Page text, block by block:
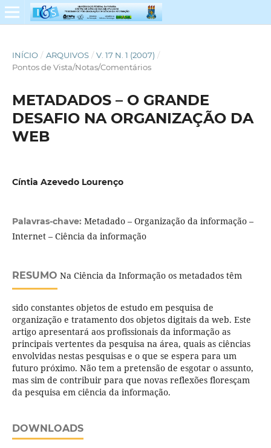
INÍCIO / ARQUIVOS / V. 17 N. 1 (2007) /
Pontos de Vista/Notas/Comentários
METADADOS – O GRANDE
DESAFIO NA ORGANIZAÇÃO DA
WEB
Cíntia Azevedo Lourenço
Palavras-chave: Metadado – Organização da informação –
Internet – Ciência da informação
RESUMO Na Ciência da Informação os metadados têm
sido constantes objetos de estudo em pesquisa de
organização e tratamento dos objetos digitais da web. Este
artigo apresentará aos profissionais da informação as
principais vertentes da pesquisa na área, quais as ciências
envolvidas nestas pesquisas e o que se espera para um
futuro próximo. Não tem a pretensão de esgotar o assunto,
mas sim de contribuir para que novas reflexões floresçam
da pesquisa em ciência da informação.
DOWNLOADS